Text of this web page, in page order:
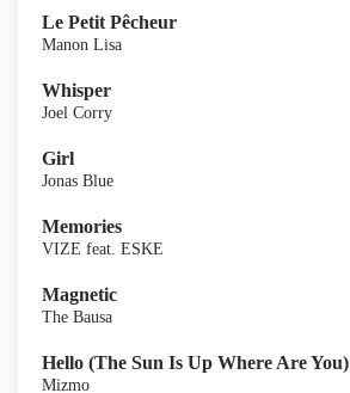
Le Petit Pêcheur
Manon Lisa
Whisper
Joel Corry
Girl
Jonas Blue
Memories
VIZE feat. ESKE
Magnetic
The Bausa
Hello (The Sun Is Up Where Are You)
Mizmo